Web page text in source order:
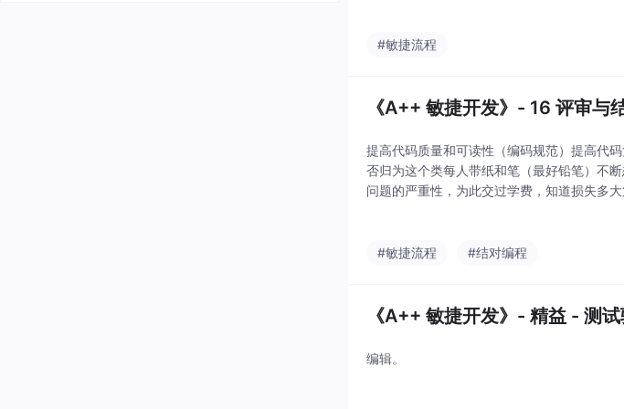
#敏捷流程
《A++ 敏捷开发》- 16 评审与
提高代码质量和可读性（编码规范）提高代
否归为这个类每人带纸和笔（最好铅笔）不
问题的严重性，为此交过学费，知道损失多
#敏捷流程
#结对编程
《A++ 敏捷开发》- 精益 - 测
编辑。